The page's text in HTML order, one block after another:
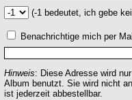
(-1 bedeutet, ich gebe
Benachrichtige mich per
Hinweis: Diese Adresse wird
Album benutzt. Sie wird nicht
ist jederzeit abbestellbar.